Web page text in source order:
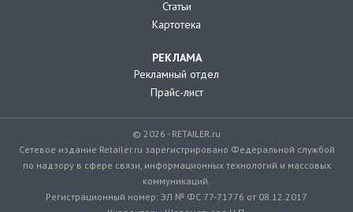
Статьи
Картотека
РЕКЛАМА
Рекламный отдел
Прайс-лист
© 2026 - RETAILER.ru
Сетевое издание Retailer.ru зарегистрировано Федеральной службой
по надзору в сфере связи, информационных технологий и массовых
коммуникаций.
Регистрационный номер: ЭЛ № ФС 77-71776 от 08.12.2017